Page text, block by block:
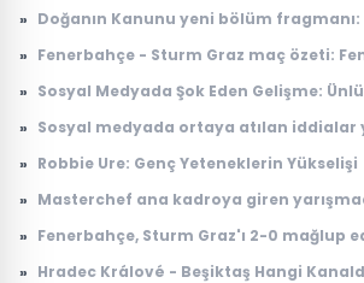
» Doğanın Kanunu yeni bölüm fragmanı:
yayınlanacak?
» Fenerbahçe - Sturm Graz maç özeti:
» Sosyal Medyada Şok Eden Gelişme:
» Sosyal medyada ortaya atılan iddialar
» Robbie Ure: Genç Yeteneklerin Yükselişi
» Masterchef ana kadroya giren
» Fenerbahçe, Sturm Graz'ı 2-0 mağlup
» Hradec Králové - Beşiktaş Hangi